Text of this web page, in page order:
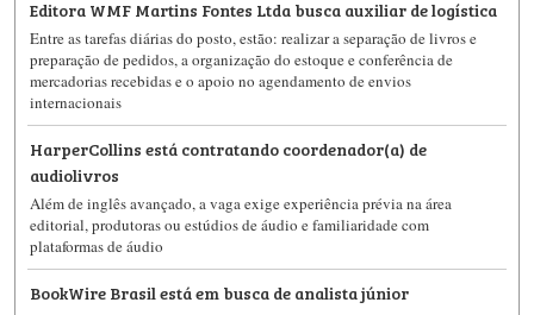
Editora WMF Martins Fontes Ltda busca auxiliar de logística
Entre as tarefas diárias do posto, estão: realizar a separação de livros e
preparação de pedidos, a organização do estoque e conferência de
mercadorias recebidas e o apoio no agendamento de envios
internacionais
HarperCollins está contratando coordenador(a) de
audiolivros
Além de inglês avançado, a vaga exige experiência prévia na área
editorial, produtoras ou estúdios de áudio e familiaridade com
plataformas de áudio
BookWire Brasil está em busca de analista júnior